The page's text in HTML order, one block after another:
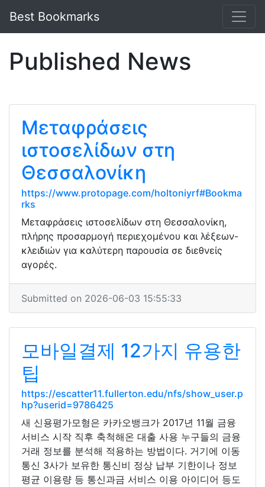
Best Bookmarks
Published News
Μεταφράσεις
ιστοσελίδων στη
Θεσσαλονίκη
https://www.protopage.com/holtoniyrf#Bookma
rks
Μεταφράσεις ιστοσελίδων στη Θεσσαλονίκη,
πλήρης προσαρμογή περιεχομένου και λέξεων-
κλειδιών για καλύτερη παρουσία σε διεθνείς
αγορές.
Submitted on 2026-06-03 15:55:33
모바일결제 12가지 유용한
팁
https://escatter11.fullerton.edu/nfs/show_user.p
hp?userid=9786425
새 신용평가모형은 카카오뱅크가 2017년 11월 금융
서비스 시작 직후 축척해온 대출 사용 누구들의 금융
거래 정보를 분석해 적용하는 방법이다. 거기에 이동
통신 3사가 보유한 통신비 정상 납부 기한이나 정보
평균 이용량 등 통신과금 서비스 이용 아이디어 등도